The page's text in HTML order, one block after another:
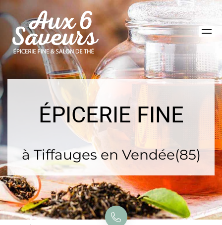
ÉPICERIE FINE
à Tiffauges en Vendée(85)